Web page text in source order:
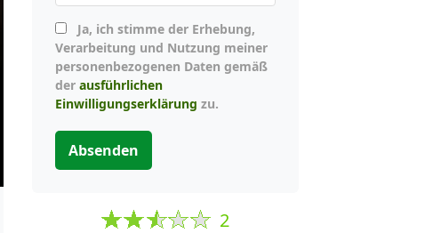
Verarbeitung und Nutzung meiner
personenbezogenen Daten gemäß
der ausführlichen
Einwilligungserklärung zu.
Absenden
2